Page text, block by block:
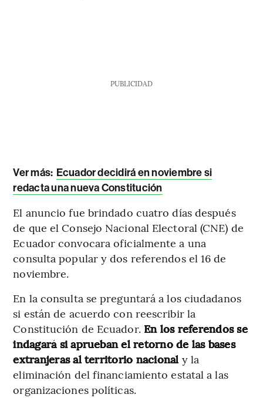
PUBLICIDAD
Ver más: Ecuador decidirá en noviembre si
redacta una nueva Constitución
El anuncio fue brindado cuatro días después
de que el Consejo Nacional Electoral (CNE) de
Ecuador convocara oficialmente a una
consulta popular y dos referendos el 16 de
noviembre.
En la consulta se preguntará a los ciudadanos
si están de acuerdo con reescribir la
Constitución de Ecuador.En los referendos se
indagará si aprueban el retorno de las bases
extranjeras al territorio nacionaly la
eliminación del financiamiento estatal a las
organizaciones políticas.